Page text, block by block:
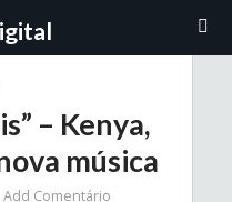
– Kenya,
música
Add Comentário